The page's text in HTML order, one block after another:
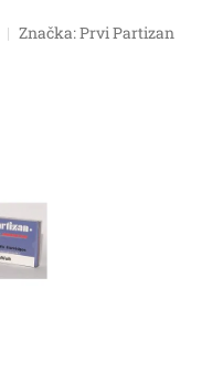
Značka:Prvi Partizan